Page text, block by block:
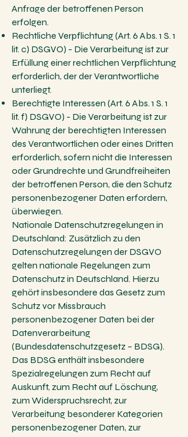
Anfrage der betroffenen Person
erfolgen.
Rechtliche Verpflichtung (Art. 6 Abs. 1 S. 1
lit. c) DSGVO) - Die Verarbeitung ist zur
Erfüllung einer rechtlichen Verpflichtung
erforderlich, der der Verantwortliche
unterliegt.
Berechtigte Interessen (Art. 6 Abs. 1 S. 1
lit. f) DSGVO) - Die Verarbeitung ist zur
Wahrung der berechtigten Interessen
des Verantwortlichen oder eines Dritten
erforderlich, sofern nicht die Interessen
oder Grundrechte und Grundfreiheiten
der betroffenen Person, die den Schutz
personenbezogener Daten erfordern,
überwiegen.
Nationale Datenschutzregelungen in
Deutschland: Zusätzlich zu den
Datenschutzregelungen der DSGVO
gelten nationale Regelungen zum
Datenschutz in Deutschland. Hierzu
gehört insbesondere das Gesetz zum
Schutz vor Missbrauch
personenbezogener Daten bei der
Datenverarbeitung
(Bundesdatenschutzgesetz – BDSG).
Das BDSG enthält insbesondere
Spezialregelungen zum Recht auf
Auskunft, zum Recht auf Löschung,
zum Widerspruchsrecht, zur
Verarbeitung besonderer Kategorien
personenbezogener Daten, zur